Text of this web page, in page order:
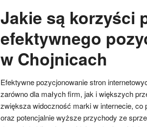
Jakie są korzyści
efektywnego
w Chojnicach
Efektywne pozycjonowanie stron
zarówno dla małych firm, jak i większych
zwiększa widoczność marki w internecie, co
oraz potencjalnie wyższe przychody ze